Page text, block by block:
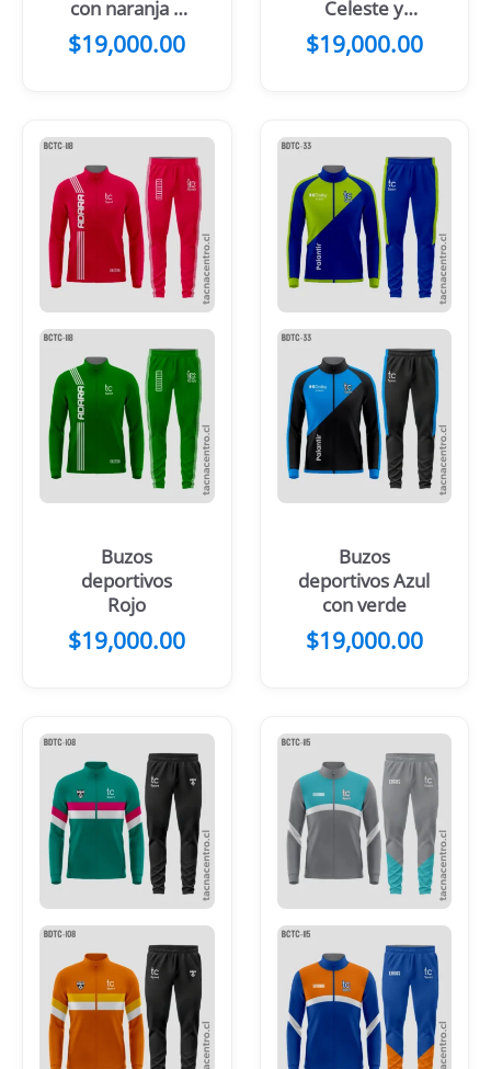
con naranja y
blanco
$19,000.00
Celeste y
naranja
$19,000.00
Buzos
deportivos
Rojo
$19,000.00
Buzos
deportivos Azul
con verde
$19,000.00